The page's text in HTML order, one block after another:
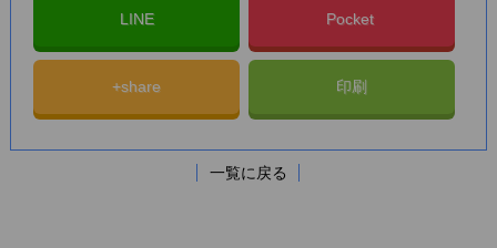
LINE Pocket
+share 印刷
一覧に戻る